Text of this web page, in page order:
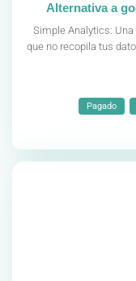
Alternativa a
Simple Analytics:
que no recopila tus
Pagado